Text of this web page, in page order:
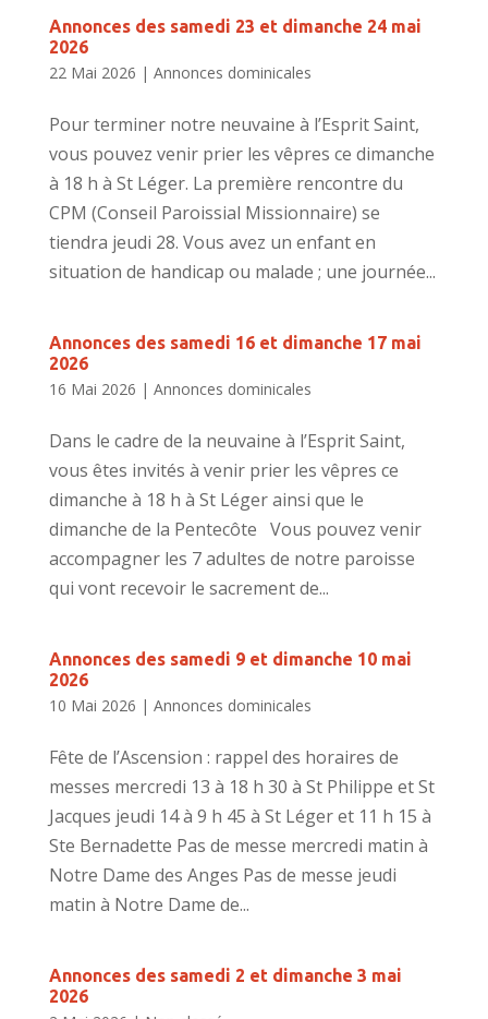
Annonces des samedi 23 et dimanche 24 mai
2026
22 Mai 2026 | Annonces dominicales
Pour terminer notre neuvaine à l’Esprit Saint,
vous pouvez venir prier les vêpres ce dimanche
à 18 h à St Léger. La première rencontre du
CPM (Conseil Paroissial Missionnaire) se
tiendra jeudi 28. Vous avez un enfant en
situation de handicap ou malade ; une journée...
Annonces des samedi 16 et dimanche 17 mai
2026
16 Mai 2026 | Annonces dominicales
Dans le cadre de la neuvaine à l’Esprit Saint,
vous êtes invités à venir prier les vêpres ce
dimanche à 18 h à St Léger ainsi que le
dimanche de la Pentecôte Vous pouvez venir
accompagner les 7 adultes de notre paroisse
qui vont recevoir le sacrement de...
Annonces des samedi 9 et dimanche 10 mai
2026
10 Mai 2026 | Annonces dominicales
Fête de l’Ascension : rappel des horaires de
messes mercredi 13 à 18 h 30 à St Philippe et St
Jacques jeudi 14 à 9 h 45 à St Léger et 11 h 15 à
Ste Bernadette Pas de messe mercredi matin à
Notre Dame des Anges Pas de messe jeudi
matin à Notre Dame de...
Annonces des samedi 2 et dimanche 3 mai
2026